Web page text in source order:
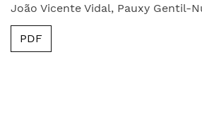
João Vicente Vidal, Pauxy Gentil-
PDF